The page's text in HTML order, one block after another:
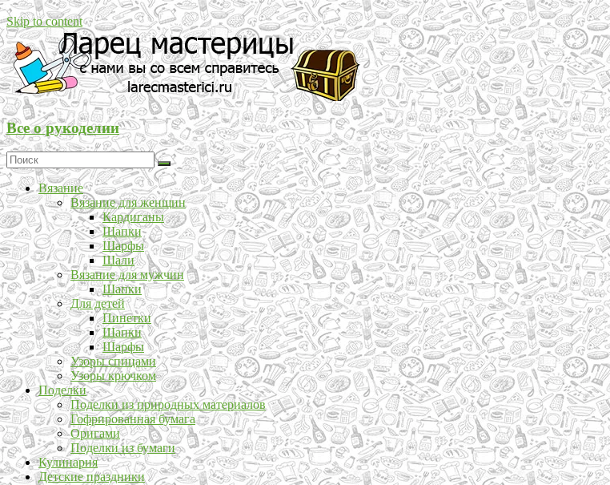
Skip to content
Все о рукоделии
Вязание
Вязание для женщин
Кардиганы
Шапки
Шарфы
Шали
Вязание для мужчин
Шапки
Для детей
Пинетки
Шапки
Шарфы
Узоры спицами
Узоры крючком
Поделки
Поделки из природных материалов
Гофрированная бумага
Оригами
Поделки из бумаги
Кулинария
Детские праздники